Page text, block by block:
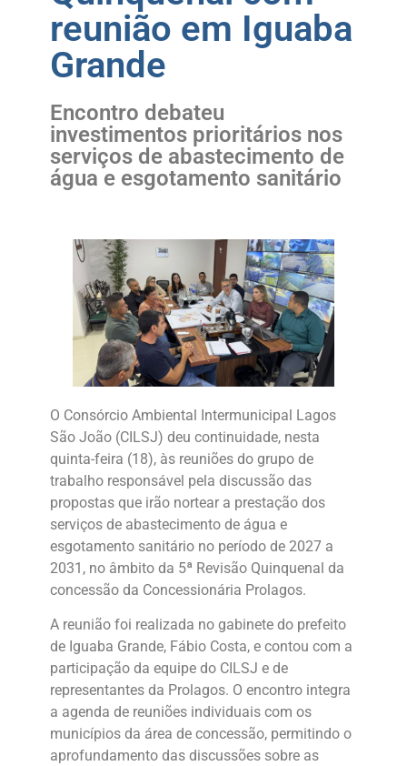
reunião em Iguaba
Grande
Encontro debateu
investimentos prioritários nos
serviços de abastecimento de
água e esgotamento sanitário
O Consórcio Ambiental Intermunicipal Lagos
São João (CILSJ) deu continuidade, nesta
quinta-feira (18), às reuniões do grupo de
trabalho responsável pela discussão das
propostas que irão nortear a prestação dos
serviços de abastecimento de água e
esgotamento sanitário no período de 2027 a
2031, no âmbito da 5ª Revisão Quinquenal da
concessão da Concessionária Prolagos.
A reunião foi realizada no gabinete do prefeito
de Iguaba Grande, Fábio Costa, e contou com a
participação da equipe do CILSJ e de
representantes da Prolagos. O encontro integra
a agenda de reuniões individuais com os
municípios da área de concessão, permitindo o
aprofundamento das discussões sobre as